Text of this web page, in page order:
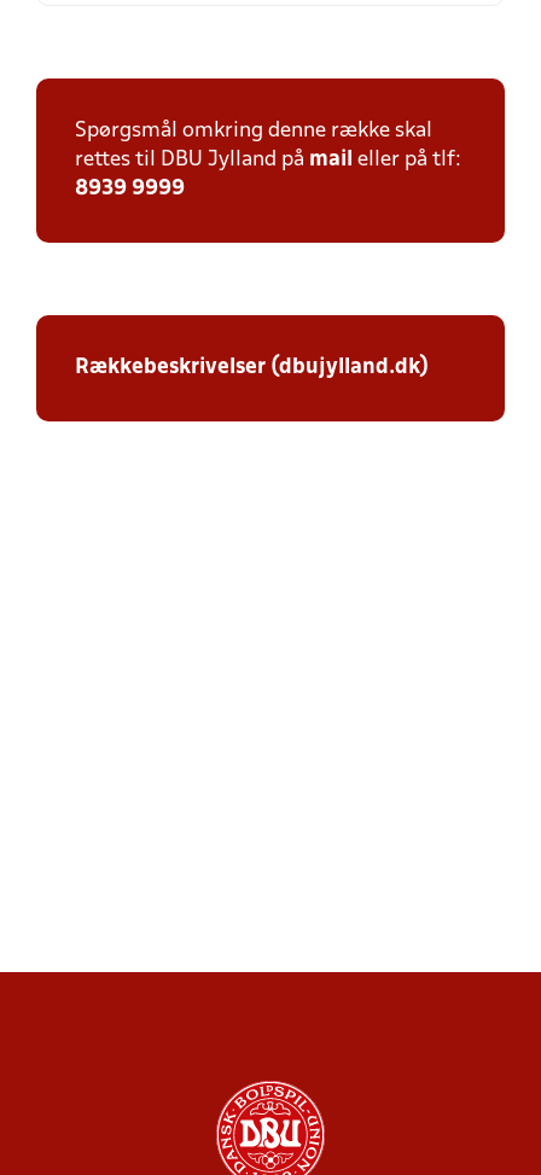
Spørgsmål omkring denne række skal
rettes til DBU Jylland på mail eller på tlf:
8939 9999
Rækkebeskrivelser (dbujylland.dk)